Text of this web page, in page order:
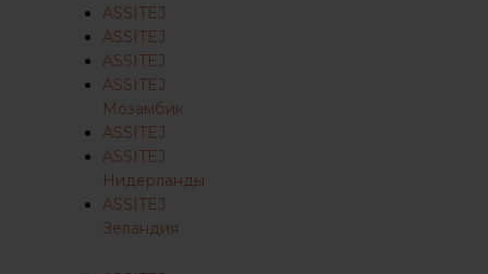
ASSITEJ
ASSITEJ
ASSITEJ
ASSITEJ
Мозамбик
ASSITEJ
ASSITEJ
Нидерланды
ASSITEJ
Зеландия